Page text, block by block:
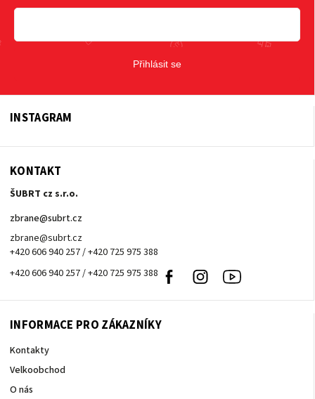
Přihlásit se
INSTAGRAM
KONTAKT
ŠUBRT cz s.r.o.
zbrane@subrt.cz
zbrane@subrt.cz
+420 606 940 257 / +420 725 975 388
+420 606 940 257 / +420 725 975 388
Facebook Instagram
INFORMACE PRO ZÁKAZNÍKY
Kontakty
Velkoobchod
O nás